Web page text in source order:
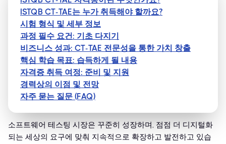
ISTQB CT-TAE는 누가 취득해야 할까요?
시험 형식 및 세부 정보
과정 필수 요건: 기초 다지기
비즈니스 성과: CT-TAE 전문성을 통한 가치 창출
핵심 학습 목표: 습득하게 될 내용
자격증 취득 여정: 준비 및 지원
경력상의 이점 및 전망
자주 묻는 질문 (FAQ)
소프트웨어 테스팅 시장은 꾸준히 성장하며, 점점 더 디지털화
되는 세상의 요구에 맞춰 지속적으로 확장하고 발전하고 있습